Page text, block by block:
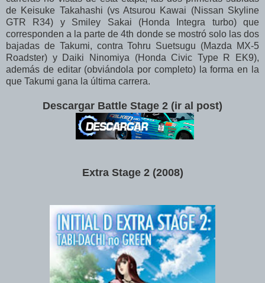
de Keisuke Takahashi (vs Atsurou Kawai (Nissan Skyline
GTR R34) y Smiley Sakai (Honda Integra turbo) que
corresponden a la parte de 4th donde se mostró solo las dos
bajadas de Takumi, contra Tohru Suetsugu (Mazda MX-5
Roadster) y Daiki Ninomiya (Honda Civic Type R EK9),
además de editar (obviándola por completo) la forma en la
que Takumi gana la última carrera.
Descargar Battle Stage 2 (ir al post)
Extra Stage 2 (2008)